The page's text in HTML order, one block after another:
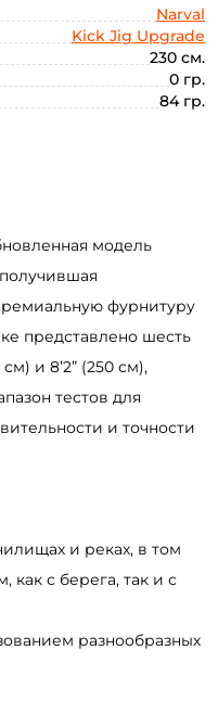
Narval
Kick Jig Upgrade
230 см.
0 гр.
84 гр.
модель
фурнитуру
представлено шесть
и 8’2” (250 см),
тестов для
и точности
и реках, в том
как с берега, так и с
разнообразных
приманки,